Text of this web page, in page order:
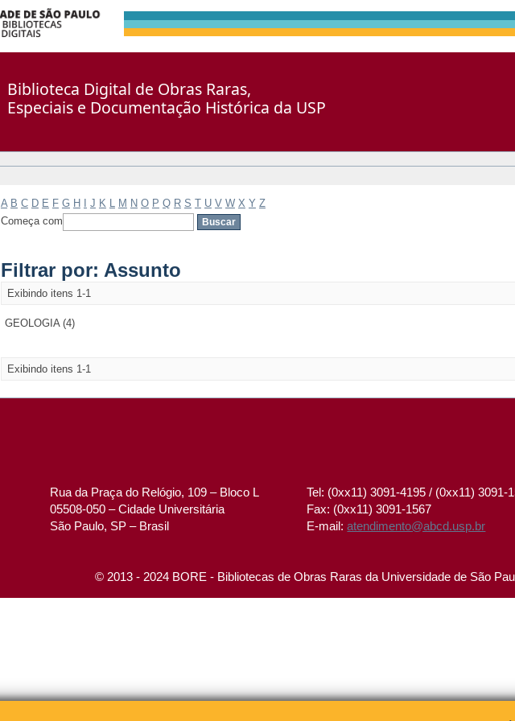
Biblioteca Digital de Obras Raras,
Especiais e Documentação Histórica da USP
A B C D E F G H J K M N O P Q R S T U V W X Y Z
Começa com
Filtrar por: Assunto
Exibindo itens 1-1
GEOLOGIA (4)
Exibindo itens 1-1
Rua da Praça do Relógio, 109 – Bloco L
05508-050 – Cidade Universitária
São Paulo, SP – Brasil
Tel: (0xx11) 3091-4195 / (0xx11) 3091-
Fax: (0xx11) 3091-1567
E-mail:atendimento@abcd.usp.br
© 2013 - 2024 BORE - Bibliotecas de Obras Raras da Universidade de São